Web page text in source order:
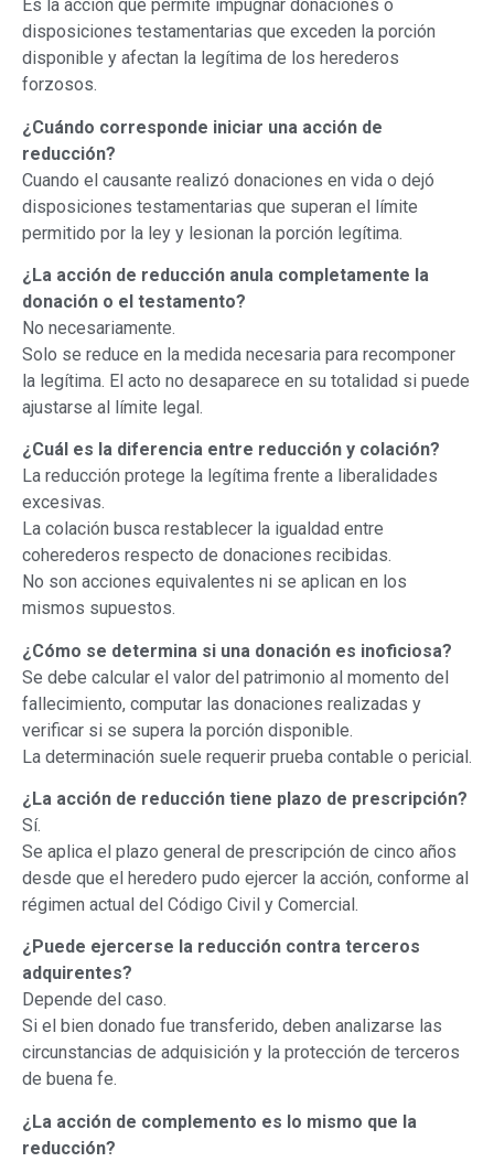
Es la acción que permite impugnar donaciones o
disposiciones testamentarias que exceden la porción
disponible y afectan la legítima de los herederos
forzosos.
¿Cuándo corresponde iniciar una acción de
reducción?
Cuando el causante realizó donaciones en vida o dejó
disposiciones testamentarias que superan el límite
permitido por la ley y lesionan la porción legítima.
¿La acción de reducción anula completamente la
donación o el testamento?
No necesariamente.
Solo se reduce en la medida necesaria para recomponer
la legítima. El acto no desaparece en su totalidad si puede
ajustarse al límite legal.
¿Cuál es la diferencia entre reducción y colación?
La reducción protege la legítima frente a liberalidades
excesivas.
La colación busca restablecer la igualdad entre
coherederos respecto de donaciones recibidas.
No son acciones equivalentes ni se aplican en los
mismos supuestos.
¿Cómo se determina si una donación es inoficiosa?
Se debe calcular el valor del patrimonio al momento del
fallecimiento, computar las donaciones realizadas y
verificar si se supera la porción disponible.
La determinación suele requerir prueba contable o pericial.
¿La acción de reducción tiene plazo de prescripción?
Sí.
Se aplica el plazo general de prescripción de cinco años
desde que el heredero pudo ejercer la acción, conforme al
régimen actual del Código Civil y Comercial.
¿Puede ejercerse la reducción contra terceros
adquirentes?
Depende del caso.
Si el bien donado fue transferido, deben analizarse las
circunstancias de adquisición y la protección de terceros
de buena fe.
¿La acción de complemento es lo mismo que la
reducción?